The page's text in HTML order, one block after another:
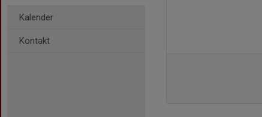
Kalender
Kontakt